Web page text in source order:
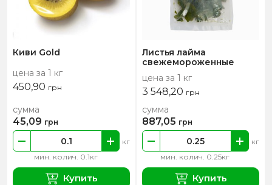
Киви Gold
цена за 1 кг
450,90 грн
мин. колич. 0.1кг
кг
сумма
45,09 грн
Купить
Листья лайма
свежемороженные
цена за 1 кг
3 548,20 грн
мин. колич. 0.25кг
кг
сумма
887,05 грн
Купить